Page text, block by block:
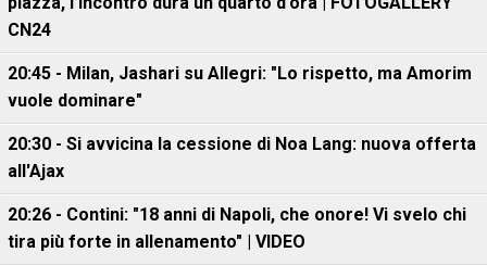
CN24
20:45 - Milan, Jashari su Allegri: "Lo rispetto, ma Amorim
vuole dominare"
20:30 - Si avvicina la cessione di Noa Lang: nuova offerta
all'Ajax
20:26 - Contini: "18 anni di Napoli, che onore! Vi svelo chi
tira più forte in allenamento" | VIDEO